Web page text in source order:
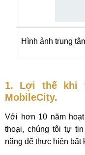
Hình ảnh trung
1. Lợi thế khi
MobileCity.
Với hơn 10 năm
thoại, chúng tôi tự
năng để thực hiện bất